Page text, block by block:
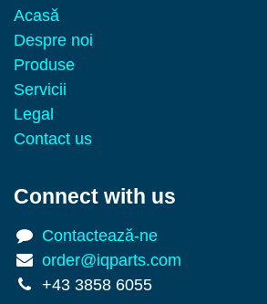
Acasă
Despre noi
Produse
Servicii
Legal
Contact us
Connect with us
Contactează-ne
order@iqparts.com
+43 3858 6055